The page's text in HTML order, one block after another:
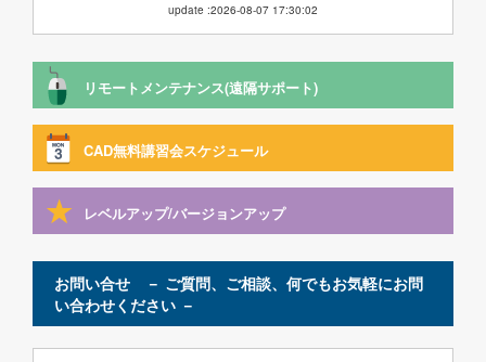
update :2026-08-07 17:30:02
リモートメンテナンス(遠隔サポート)
CAD無料講習会スケジュール
レベルアップ/バージョンアップ
お問い合せ － ご質問、ご相談、何でもお気軽にお問
い合わせください －